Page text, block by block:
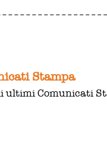
Stampa
ultimi Comunicati